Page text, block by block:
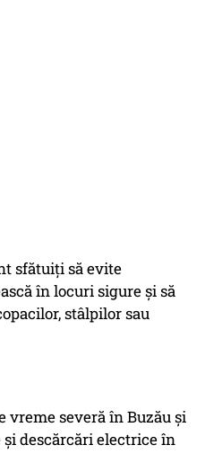
sfătuiți să evite
în locuri sigure și să
stâlpilor sau
vreme severă în Buzău și
descărcări electrice în